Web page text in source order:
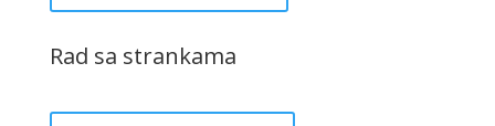
Rad sa strankama